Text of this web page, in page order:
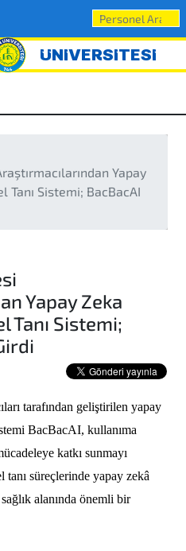
ÜNİVERSİTESİ
Yapay
Sistemi; BacBacAI
Yapay Zeka
Tanı Sistemi;
tarafından geliştirilen yapay
BacBacAI, kullanıma
katkı sunmayı
süreçlerinde yapay zekâ
alanında önemli bir